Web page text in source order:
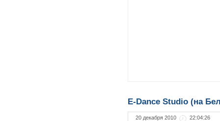
E-Dance Studio (на
20 декабря 2010 22:04:26